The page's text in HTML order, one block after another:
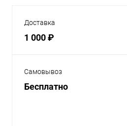
Доставка
1 000 ₽
Самовывоз
Бесплатно